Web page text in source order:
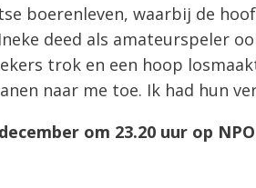
boerenleven, waarbij de
deed als amateurspeler
trok en een hoop
naar me toe. Ik had hun
om 23.20 uur op